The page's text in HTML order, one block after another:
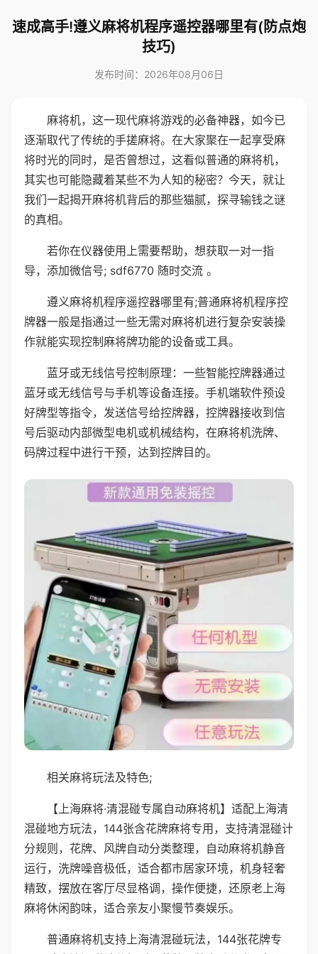
速成高手!遵义麻将机程序遥控器哪里有(防点炮
技巧)
发布时间：2026年08月06日
麻将机，这一现代麻将游戏的必备神器，如今已
逐渐取代了传统的手搓麻将。在大家聚在一起享受麻
将时光的同时，是否曾想过，这看似普通的麻将机，
其实也可能隐藏着某些不为人知的秘密？今天，就让
我们一起揭开麻将机背后的那些猫腻，探寻输钱之谜
的真相。
若你在仪器使用上需要帮助，想获取一对一指
导，添加微信号; sdf6770 随时交流 。
遵义麻将机程序遥控器哪里有;普通麻将机程序控
牌器一般是指通过一些无需对麻将机进行复杂安装操
作就能实现控制麻将牌功能的设备或工具。
蓝牙或无线信号控制原理：一些智能控牌器通过
蓝牙或无线信号与手机等设备连接。手机端软件预设
好牌型等指令，发送信号给控牌器，控牌器接收到信
号后驱动内部微型电机或机械结构，在麻将机洗牌、
码牌过程中进行干预，达到控牌目的。
相关麻将玩法及特色;
【上海麻将·清混碰专属自动麻将机】适配上海清
混碰地方玩法，144张含花牌麻将专用，支持清混碰计
分规则，花牌、风牌自动分类整理，自动麻将机静音
运行，洗牌噪音极低，适合都市居家环境，机身轻奢
精致，摆放在客厅尽显格调，操作便捷，还原老上海
麻将休闲韵味，适合亲友小聚慢节奏娱乐。
普通麻将机支持上海清混碰玩法，144张花牌专